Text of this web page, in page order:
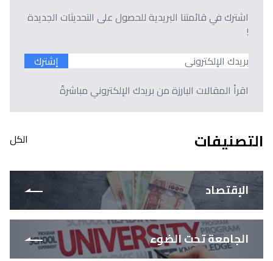
اشترك في قائمتنا البريدية للحصول على التحديثات الجديدة
!
إشترك
اقرأ المقالات البارزة من بريدك الإلكتروني مباشرةً
التصنيفات الكل
الإقتصاد
الجامعة تحت الضوء